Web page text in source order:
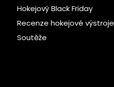
Hokejový Black Friday
Recenze hokejové výstroje
Soutěže